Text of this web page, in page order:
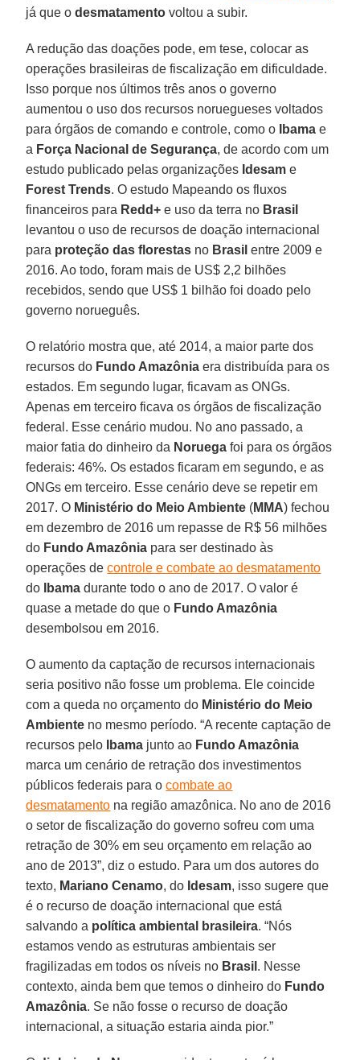
já que odesmatamento voltou a subir.
A redução das doações pode, em tese, colocar as
operações brasileiras de fiscalização em dificuldade.
Isso porque nos últimos três anos o governo
aumentou o uso dos recursos noruegueses voltados
para órgãos de comando e controle, como o
Ibama e
a Força Nacional de Segurança, de acordo com um
estudo publicado pelas organizações Idesam e
Forest Trends. O estudo Mapeando os fluxos
financeiros para Redd+ e uso da terra no Brasil
levantou o uso de recursos de doação internacional
para proteção das florestas no Brasil entre 2009 e
2016. Ao todo, foram mais de US$ 2,2 bilhões
recebidos, sendo que US$ 1 bilhão foi doado pelo
governo norueguês.
O relatório mostra que, até 2014, a maior parte dos
recursos do Fundo Amazônia era distribuída para os
estados. Em segundo lugar, ficavam as ONGs.
Apenas em terceiro ficava os órgãos de fiscalização
federal. Esse cenário mudou. No ano passado, a
maior fatia do dinheiro da Noruega foi para os órgãos
federais: 46%. Os estados ficaram em segundo, e as
ONGs em terceiro. Esse cenário deve se repetir em
2017. O Ministério do Meio Ambiente (MMA) fechou
em dezembro de 2016 um repasse de R$ 56 milhões
do Fundo Amazônia para ser destinado às
operações decontrole e combate ao desmatamento
do
Ibama durante todo o ano de 2017. O valor é
quase a metade do que o Fundo Amazônia
desembolsou em 2016.
O aumento da captação de recursos internacionais
seria positivo não fosse um problema. Ele coincide
com a queda no orçamento do Ministério do Meio
Ambiente no mesmo período. “A recente captação de
recursos pelo
Ibama junto ao Fundo Amazônia
marca um cenário de retração dos investimentos
públicos federais para ocombate ao
desmatamento na região amazônica. No ano de 2016
o setor de fiscalização do governo sofreu com uma
retração de 30% em seu orçamento em relação ao
ano de 2013”, diz o estudo. Para um dos autores do
texto, Mariano Cenamo, do Idesam, isso sugere que
é o recurso de doação internacional que está
salvando a política ambiental brasileira. “Nós
estamos vendo as estruturas ambientais ser
fragilizadas em todos os níveis no Brasil . Nesse
contexto, ainda bem que temos o dinheiro do Fundo
Amazônia. Se não fosse o recurso de doação
internacional, a situação estaria ainda pior.”